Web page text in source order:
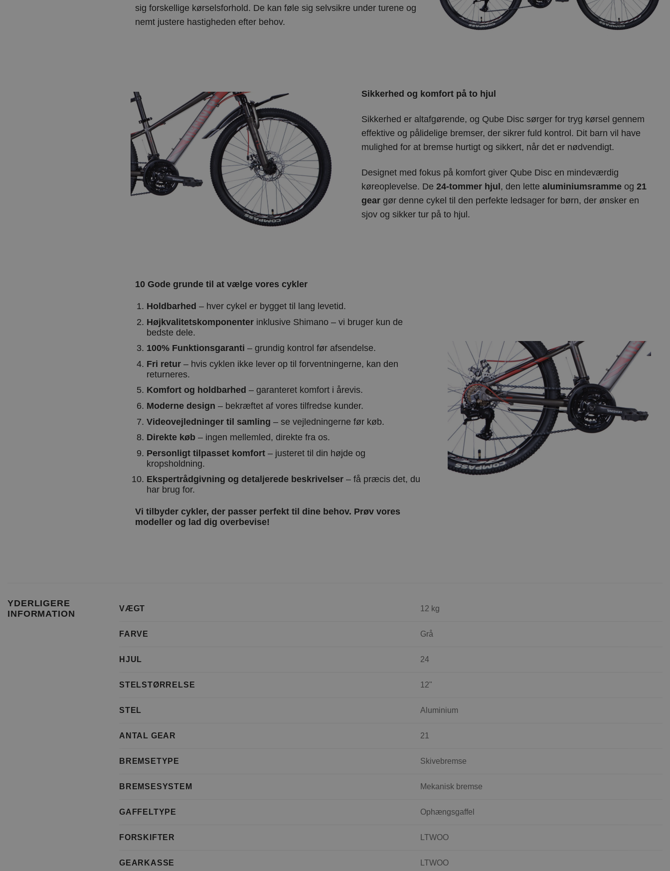
sig forskellige kørselsforhold. De kan føle sig selvsikre under turene og
nemt justere hastigheden efter behov.
Sikkerhed og komfort på to hjul
Sikkerhed er altafgørende, og Qube Disc sørger for tryg kørsel gennem
effektive og pålidelige bremser, der sikrer fuld kontrol. Dit barn vil have
mulighed for at bremse hurtigt og sikkert, når det er nødvendigt.
Designet med fokus på komfort giver Qube Disc en mindeværdig
køreoplevelse. De 24-tommer hjul, den lette aluminiumsrammeog 21
geargør denne cykel til den perfekte ledsager for børn, der ønsker en
sjov og sikker tur på to hjul.
10 Gode grunde til at vælge vores cykler
Holdbarhed – hver cykel er bygget til lang levetid.
Højkvalitetskomponenterinklusive Shimano – vi bruger kun de
bedste dele.
100% Funktionsgaranti – grundig kontrol før afsendelse.
Fri retur– hvis cyklen ikke lever op til forventningerne, kan den
returneres.
Komfort og holdbarhed – garanteret komfort i årevis.
Moderne design – bekræftet af vores tilfredse kunder.
Videovejledninger til samling – se vejledningerne før køb.
Direkte køb– ingen mellemled, direkte fra os.
Personligt tilpasset komfort– justeret til din højde og
kropsholdning.
Ekspertrådgivning og detaljerede beskrivelser– få præcis det, du
har brug for.
Vi tilbyder cykler, der passer perfekt til dine behov. Prøv vores
modeller og lad dig overbevise!
YDERLIGERE
INFORMATION
VÆGT 12 kg
FARVE Grå
HJUL 24
STELSTØRRELSE 12"
STEL Aluminium
ANTAL GEAR 21
BREMSETYPE Skivebremse
BREMSESYSTEM Mekanisk bremse
GAFFELTYPE Ophængsgaffel
FORSKIFTER LTWOO
GEARKASSE LTWOO